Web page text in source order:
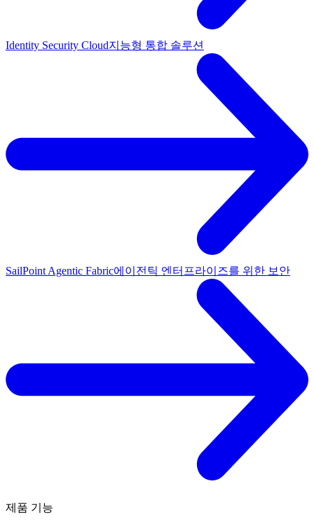
Identity Security Cloud지능형 통합 솔루션
SailPoint Agentic Fabric에이전틱 엔터프라이즈를 위한 보안
제품 기능